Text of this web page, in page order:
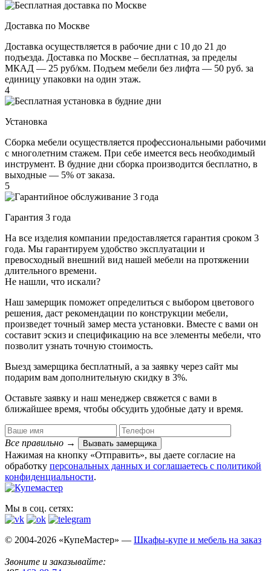
Доставка по Москве
Доставка осуществляется в рабочие дни с 10 до 21 до
подъезда. Доставка по Москве – бесплатная, за пределы
МКАД — 25 руб/км. Подъем мебели без лифта — 50 руб. за
единицу упаковки на один этаж.
4
Установка
Сборка мебели осуществляется профессиональными рабочими
с многолетним стажем. При себе имеется весь необходимый
инструмент. В будние дни сборка производится бесплатно, в
выходные — 5% от заказа.
5
Гарантия 3 года
На все изделия компании предоставляется гарантия сроком 3
года. Мы гарантируем удобство эксплуатации и
превосходный внешний вид нашей мебели на протяжении
длительного времени.
Не нашли, что искали?
Наш замерщик поможет определиться с выбором цветового
решения, даст рекомендации по конструкции мебели,
произведет точный замер места установки. Вместе с вами он
составит эскиз и спецификацию на все элементы мебели, что
позволит узнать точную стоимость.
Выезд замерщика бесплатный, а за заявку через сайт мы
подарим вам дополнительную скидку в 3%.
Оставьте заявку и наш менеджер свяжется с вами в
ближайшее время, чтобы обсудить удобные дату и время.
Все правильно → Вызвать замерщика
Нажимая на кнопку «Отправить», вы даете согласие на
обработку персональных данных​ и соглашаетесь c политикой
конфиденциальности.
Мы в соц. сетях:
© 2004-2026 «КупеМастер» — Шкафы-купе и мебель на заказ
Звоните и заказывайте: